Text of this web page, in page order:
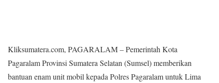
Kliksumatera.com, PAGARALAM – Pemerintah Kota
Pagaralam Provinsi Sumatera Selatan (Sumsel) memberikan
bantuan enam unit mobil kepada Polres Pagaralam untuk Lima